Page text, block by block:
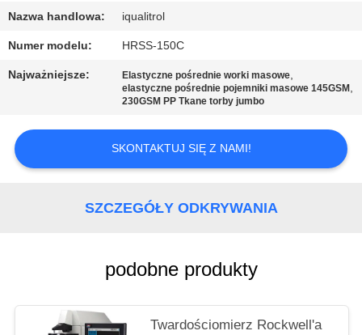
POLICY
Nazwa handlowa: iqualitrol
Numer modelu: HRSS-150C
Najważniejsze: Elastyczne pośrednie worki masowe,
elastyczne pośrednie pojemniki masowe 145GSM ,
230GSM PP Tkane torby jumbo
SKONTAKTUJ SIĘ Z NAMI!
SZCZEGÓŁY ODKRYWANIA
podobne produkty
Twardościomierz Rockwell'a